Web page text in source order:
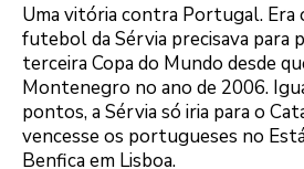
Uma vitória contra Portugal. Era
futebol da Sérvia precisava para
terceira Copa do Mundo desde
Montenegro no ano de 2006.
pontos, a Sérvia só iria para o
vencesse os portugueses no
Benfica em Lisboa.